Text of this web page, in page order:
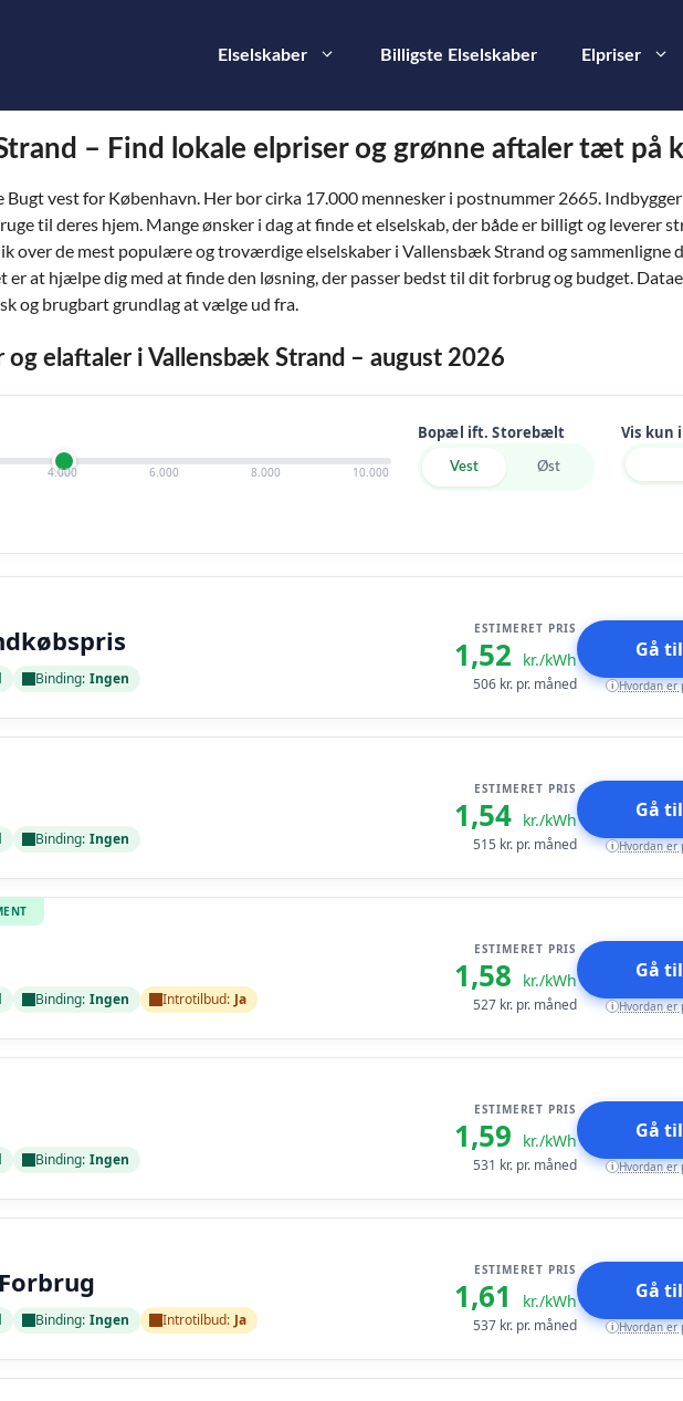
Elselskaber Billigste Elselskaber Elpriser
– Find lokale elpriser og grønne aftaler tæt på
vest for København. Her bor cirka 17.000 mennesker i postnummer 2665.
til deres hjem. Mange ønsker i dag at finde et elselskab, der både er billigt og leverer
over de mest populære og troværdige elselskaber i Vallensbæk Strand og sammenligne
at hjælpe dig med at finde den løsning, der passer bedst til dit forbrug og budget.
og brugbart grundlag at vælge ud fra.
og elaftaler i Vallensbæk Strand – august 2026
4.000 6.000 8.000 10.000
Bopæl ift. Storebælt
Vest Øst
Vis kun
Binding: Ingen
ESTIMERET PRIS
1,52 kr./kWh
506 kr. pr. måned
Gå
i Hvordan er
Binding: Ingen
ESTIMERET PRIS
1,54 kr./kWh
515 kr. pr. måned
Gå
i Hvordan er
Binding: Ingen Introtilbud: Ja
ESTIMERET PRIS
1,58 kr./kWh
527 kr. pr. måned
Gå
i Hvordan er
Binding: Ingen
ESTIMERET PRIS
1,59 kr./kWh
531 kr. pr. måned
Gå
i Hvordan er
Binding: Ingen Introtilbud: Ja
ESTIMERET PRIS
1,61 kr./kWh
537 kr. pr. måned
Gå
i Hvordan er